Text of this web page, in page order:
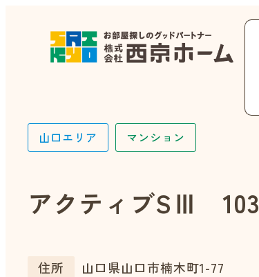
山口エリア マンション
アクティブSⅢ 103
住所 山口県山口市楠木町1-77